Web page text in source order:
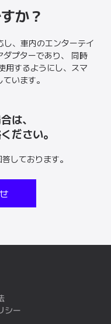
か？
、車内のエンターテイ
ダプターであり、 同時
用するようにし、スマ
います。
は、
ださい。
しております。
シー